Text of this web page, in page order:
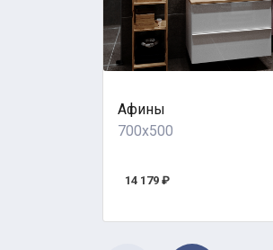
Афины
700x500
14 179 ₽